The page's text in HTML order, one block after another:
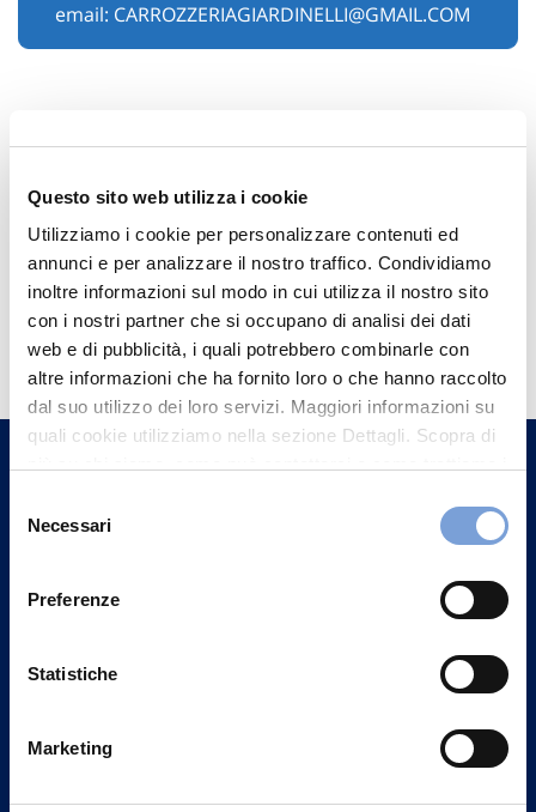
Questo sito web utilizza i cookie
Utilizziamo i cookie per personalizzare contenuti ed
annunci e per analizzare il nostro traffico. Condividiamo
inoltre informazioni sul modo in cui utilizza il nostro sito
con i nostri partner che si occupano di analisi dei dati
web e di pubblicità, i quali potrebbero combinarle con
altre informazioni che ha fornito loro o che hanno raccolto
dal suo utilizzo dei loro servizi. Maggiori informazioni su
quali cookie utilizziamo nella sezione Dettagli. Scopra di
può trovare nel footer del sito nella sezione "Informativa
delNecessari
Preferenze
Statistiche
Marketing
email: CARROZZERIAGIARDINELLI@GMAIL.COM
Hai bisogno di
informazioni?
Trova l'Agenzia più vicina a te e parla con
un nostro Agente.